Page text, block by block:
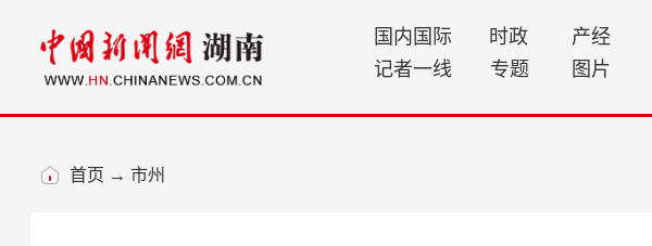
国内国际 时政 产经
记者一线
专题 图片
首页 → 市州